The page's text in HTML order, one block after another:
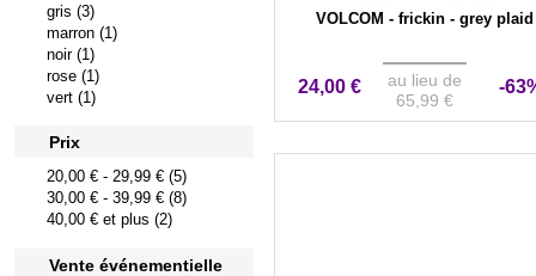
gris (3)
marron (1)
noir (1)
rose (1)
vert (1)
Prix
20,00 € -29,99 € (5)
30,00 € -39,99 € (8)
40,00 € et plus (2)
Vente événementielle
VOLCOM - frickin - grey plaid
24,00 €
au lieu de
65,99 €
-